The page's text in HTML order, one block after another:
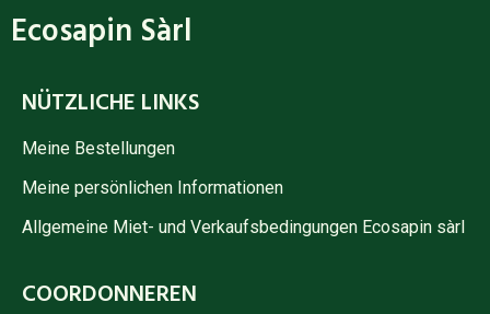
Ecosapin Sàrl
NÜTZLICHE LINKS
Meine Bestellungen
Meine persönlichen Informationen
Allgemeine Miet- und Verkaufsbedingungen Ecosapin sàrl
COORDONNEREN